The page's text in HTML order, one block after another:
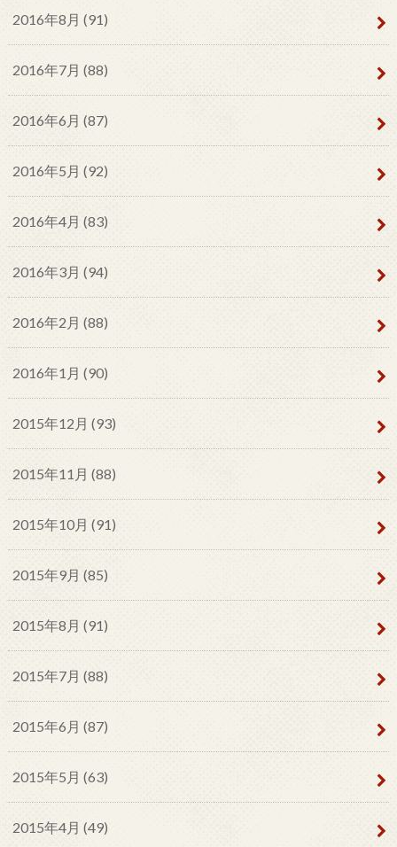
2016年8月 (91)
2016年7月 (88)
2016年6月 (87)
2016年5月 (92)
2016年4月 (83)
2016年3月 (94)
2016年2月 (88)
2016年1月 (90)
2015年12月 (93)
2015年11月 (88)
2015年10月 (91)
2015年9月 (85)
2015年8月 (91)
2015年7月 (88)
2015年6月 (87)
2015年5月 (63)
2015年4月 (49)